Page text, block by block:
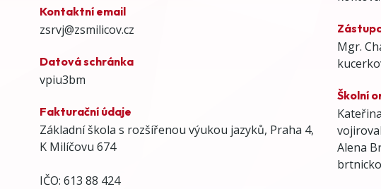
Kontaktní email
zsrvj@zsmilicov.cz
Datová schránka
vpiu3bm
Fakturační údaje
Základní škola s rozšířenou výukou jazyků, Praha 4,
K Milíčovu 674
IČO: 613 88 424
Mgr.
Školní
Alena